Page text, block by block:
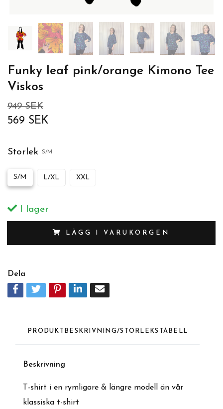
Funky leaf pink/orange Kimono Tee
Viskos
949 SEK
569 SEK
Storlek S/M
S/M L/XL XXL
I lager
LÄGG I VARUKORGEN
Dela
PRODUKTBESKRIVNING/STORLEKSTABELL
Beskrivning
T-shirt i en rymligare & längre modell än vår
klassiska t-shirt